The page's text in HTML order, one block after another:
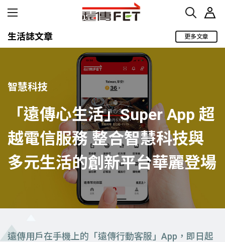
生活誌文章 更多文章
智慧科技
「遠傳心生活」Super App 超
越電信服務 整合智慧科技與
多元生活的創新平台華麗登場
遠傳用戶在手機上的「遠傳行動客服」App，即日起